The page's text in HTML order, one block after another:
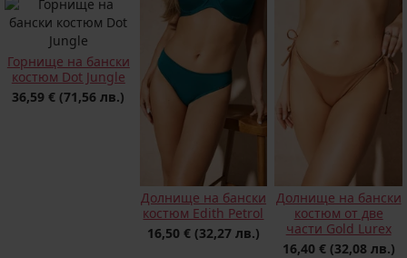
Горнище на бански
костюм Dot Jungle
36,59 € (71,56 лв.)
Долнище на бански
костюм Edith Petrol
16,50 € (32,27 лв.)
Долнище на бански
костюм от две
части Gold Lurex
16,40 € (32,08 лв.)